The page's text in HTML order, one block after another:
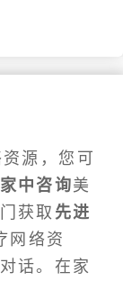
源，您可
中咨询美
获取 先进
网络资
话。在家